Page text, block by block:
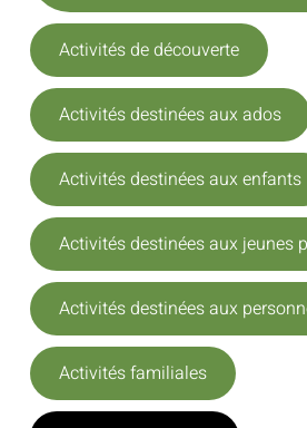
Activités de découverte
Activités destinées aux ados
Activités destinées aux enfants
Activités destinées aux jeunes
Activités destinées aux
Activités familiales